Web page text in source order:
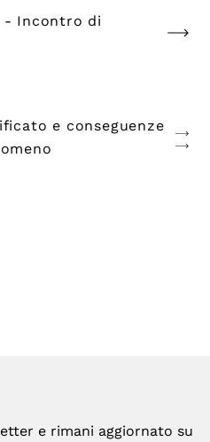
- Incontro di
e conseguenze
e rimani aggiornato su